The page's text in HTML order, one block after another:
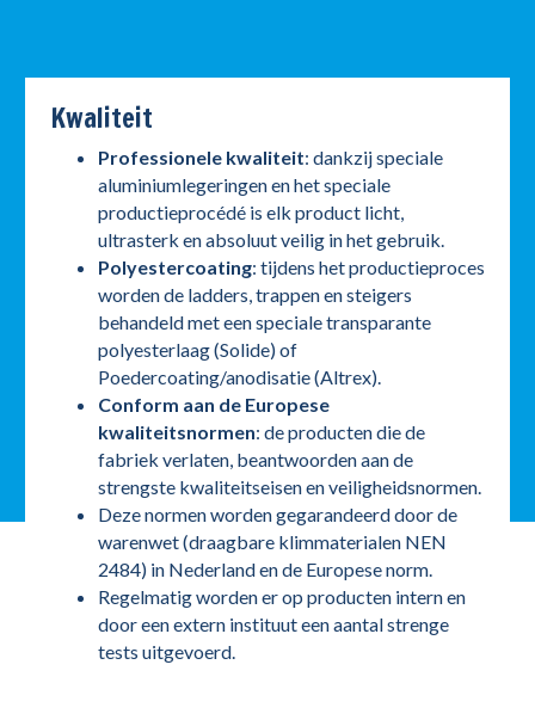
Kwaliteit
Professionele kwaliteit: dankzij speciale
aluminiumlegeringen en het speciale
productieprocédé is elk product licht,
ultrasterk en absoluut veilig in het gebruik.
Polyestercoating: tijdens het productieproces
worden de ladders, trappen en steigers
behandeld met een speciale transparante
polyesterlaag (Solide) of
Poedercoating/anodisatie (Altrex).
Conform aan de Europese
kwaliteitsnormen: de producten die de
fabriek verlaten, beantwoorden aan de
strengste kwaliteitseisen en veiligheidsnormen.
Deze normen worden gegarandeerd door de
warenwet (draagbare klimmaterialen NEN
2484) in Nederland en de Europese norm.
Regelmatig worden er op producten intern en
door een extern instituut een aantal strenge
tests uitgevoerd.